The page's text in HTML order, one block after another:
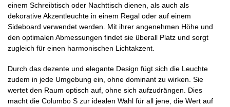
einem Schreibtisch oder Nachttisch dienen, als auch als
dekorative Akzentleuchte in einem Regal oder auf einem
Sideboard verwendet werden. Mit ihrer angenehmen Höhe und
den optimalen Abmessungen findet sie überall Platz und sorgt
zugleich für einen harmonischen Lichtakzent.
Durch das dezente und elegante Design fügt sich die Leuchte
zudem in jede Umgebung ein, ohne dominant zu wirken. Sie
wertet den Raum optisch auf, ohne sich aufzudrängen. Dies
macht die Columbo S zur idealen Wahl für all jene, die Wert auf